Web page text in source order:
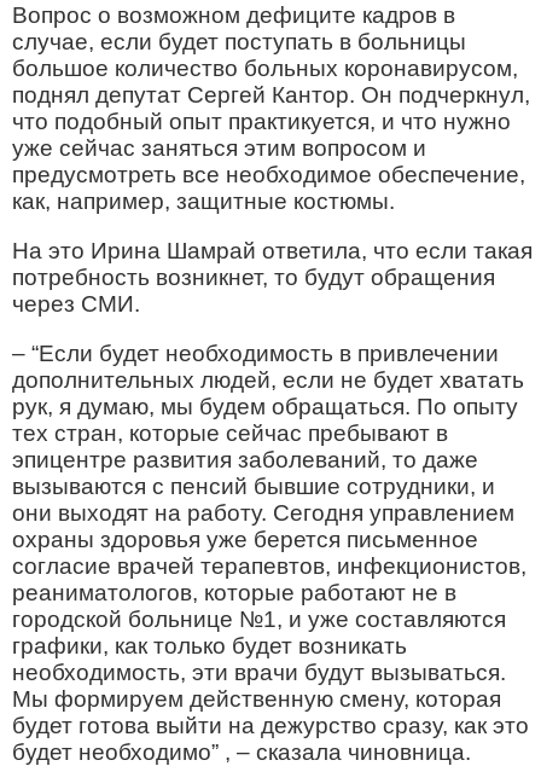
Вопрос о возможном дефиците кадров в
случае, если будет поступать в больницы
большое количество больных коронавирусом,
поднял депутат Сергей Кантор. Он подчеркнул,
что подобный опыт практикуется, и что нужно
уже сейчас заняться этим вопросом и
предусмотреть все необходимое обеспечение,
как, например, защитные костюмы.
На это Ирина Шамрай ответила, что если такая
потребность возникнет, то будут обращения
через СМИ.
– “Если будет необходимость в привлечении
дополнительных людей, если не будет хватать
рук, я думаю, мы будем обращаться. По опыту
тех стран, которые сейчас пребывают в
эпицентре развития заболеваний, то даже
вызываются с пенсий бывшие сотрудники, и
они выходят на работу. Сегодня управлением
охраны здоровья уже берется письменное
согласие врачей терапевтов, инфекционистов,
реаниматологов, которые работают не в
городской больнице №1, и уже составляются
графики, как только будет возникать
необходимость, эти врачи будут вызываться.
Мы формируем действенную смену, которая
будет готова выйти на дежурство сразу, как это
будет необходимо” , – сказала чиновница.